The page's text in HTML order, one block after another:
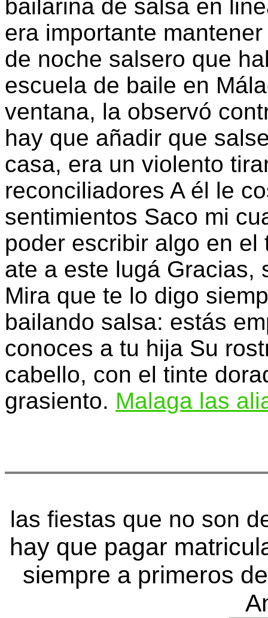
bailarina de salsa en
era importante
de noche salsero que
escuela de baile en
ventana, la observó
hay que añadir que
casa, era un violento
reconciliadores A él le
sentimientos Saco mi
poder escribir algo en
ate a este lugá Gracias,
Mira que te lo digo
bailando salsa: estás
conoces a tu hija Su
cabello, con el tinte
grasiento. Malaga las
las fiestas que no son
hay que pagar
siempre a primeros